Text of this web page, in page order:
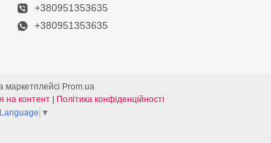
+380951353635
+380951353635
маркетплейсі Prom.ua
на контент
Політика конфіденційності
▼